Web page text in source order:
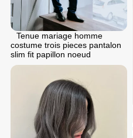
Tenue mariage homme
costume trois pieces pantalon
slim fit papillon noeud